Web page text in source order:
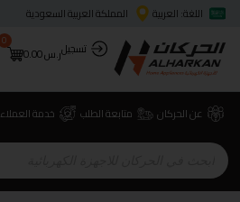
اللغة: العربية
المملكة العربية السعودية
تسجيلر.س0.00
0
عن الحركان متابعة الطلب خدمة العملاء